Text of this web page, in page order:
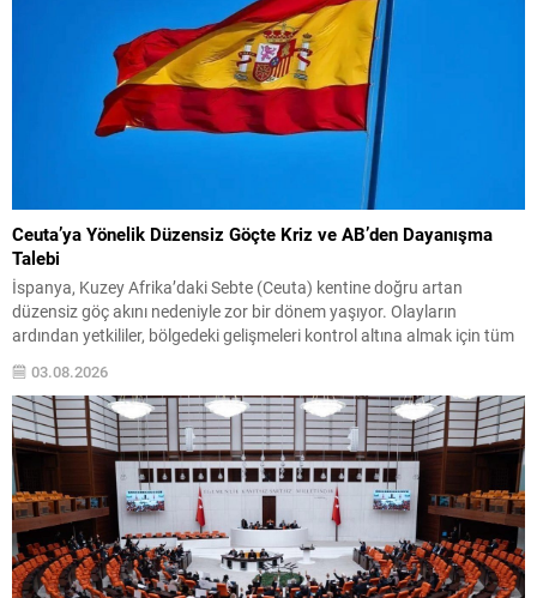
Ceuta’ya Yönelik Düzensiz Göçte Kriz ve AB’den Dayanışma
Talebi
İspanya, Kuzey Afrika’daki Sebte (Ceuta) kentine doğru artan
düzensiz göç akını nedeniyle zor bir dönem yaşıyor. Olayların
ardından yetkililer, bölgedeki gelişmeleri kontrol altına almak için tüm
ilgili değerlendirmesinde, yarın yapılacak toplantıda Avrupa Birliği
ülkelerinden dayanışma isteyeceklerini belirtti. Albares, ayrıca krizin
başında Fas...
03.08.2026